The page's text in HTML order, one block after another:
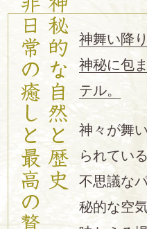
神舞い降
神秘に包
テル。
神々が舞
られてい
不思議な
秘的な空